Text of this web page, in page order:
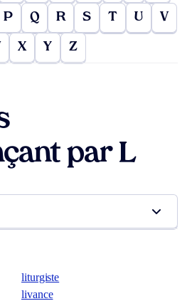
P Q R S T U V
X Y Z
par L
liturgiste
livance